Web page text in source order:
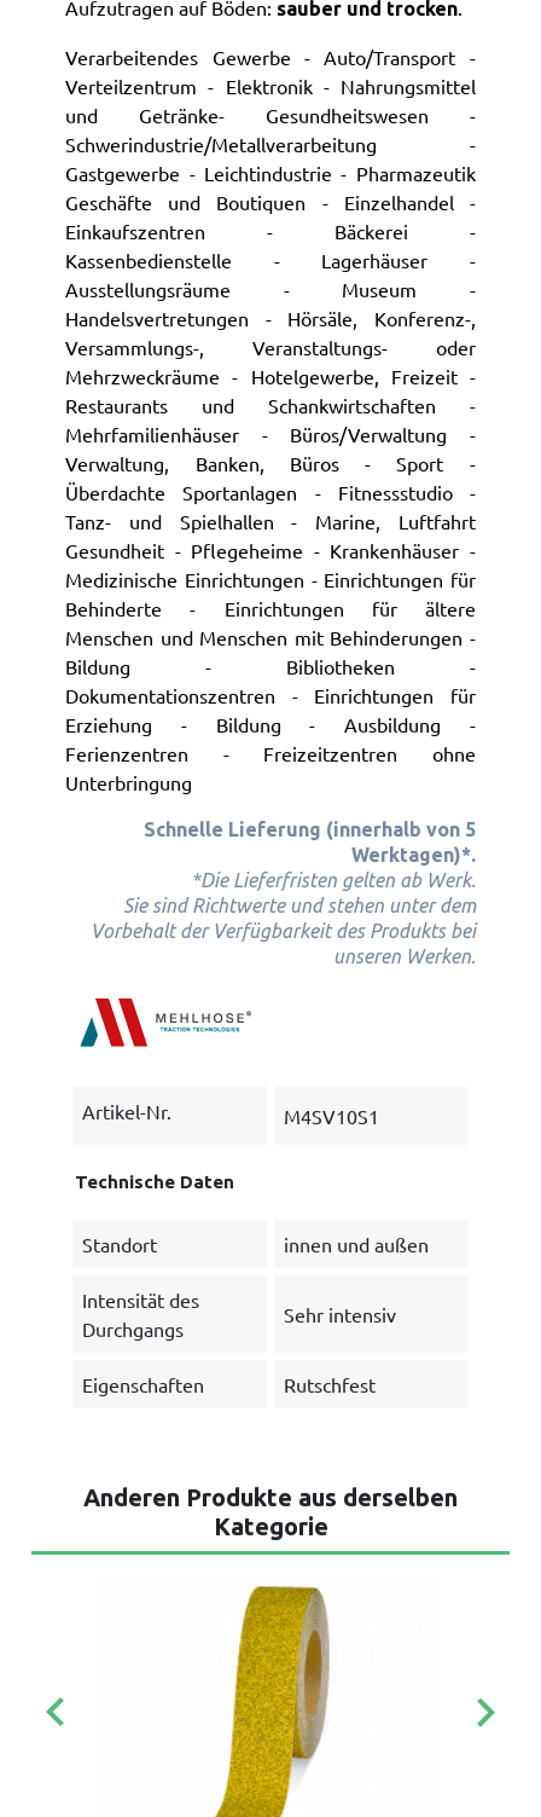
Aufzutragen auf Böden: sauber und trocken.
Verarbeitendes Gewerbe - Auto/Transport -
Verteilzentrum - Elektronik - Nahrungsmittel
und Getränke- Gesundheitswesen -
Schwerindustrie/Metallverarbeitung -
Gastgewerbe - Leichtindustrie - Pharmazeutik
Geschäfte und Boutiquen - Einzelhandel -
Einkaufszentren - Bäckerei -
Kassenbedienstelle - Lagerhäuser -
Ausstellungsräume - Museum -
Handelsvertretungen - Hörsäle, Konferenz-,
Versammlungs-, Veranstaltungs- oder
Mehrzweckräume - Hotelgewerbe, Freizeit -
Restaurants und Schankwirtschaften -
Mehrfamilienhäuser - Büros/Verwaltung -
Verwaltung, Banken, Büros - Sport -
Überdachte Sportanlagen - Fitnessstudio -
Tanz- und Spielhallen - Marine, Luftfahrt
Gesundheit - Pflegeheime - Krankenhäuser -
Medizinische Einrichtungen - Einrichtungen für
Behinderte - Einrichtungen für ältere
Menschen und Menschen mit Behinderungen -
Bildung - Bibliotheken -
Dokumentationszentren - Einrichtungen für
Erziehung - Bildung - Ausbildung -
Ferienzentren - Freizeitzentren ohne
Unterbringung
Schnelle Lieferung (innerhalb von 5
Werktagen)*.
*Die Lieferfristen gelten ab Werk.
Sie sind Richtwerte und stehen unter dem
Vorbehalt der Verfügbarkeit des Produkts bei
unseren Werken.
Artikel-Nr. M4SV10S1
Technische Daten
Standort innen und außen
Intensität des
Durchgangs
Sehr intensiv
Eigenschaften Rutschfest
Anderen Produkte aus derselben
Kategorie
keyboard_arrow_left keyboard_arrow_right